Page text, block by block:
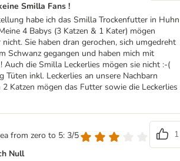
Smilla Fans !
habe ich das Smilla Trockenfutter in Huhn
4 Babys (3 Katzen & 1 Kater) mögen
Sie haben dran gerochen, sich umgedreht
Schwanz gegangen und haben mich mit
Auch die Smilla Leckerlies mögen sie nicht :-(
Tüten inkl. Leckerlies an unsere Nachbarn
Katzen mögen das Futter sowie die Leckerlies
from zero to 5: 3/5
1
Null